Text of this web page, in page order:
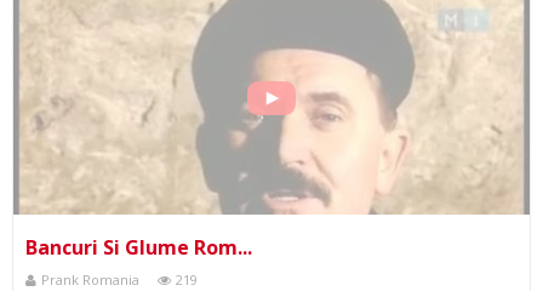
Bancuri Si Glume Rom...
Prank Romania 219